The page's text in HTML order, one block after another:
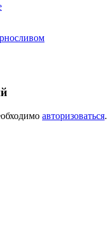
авторизоваться.